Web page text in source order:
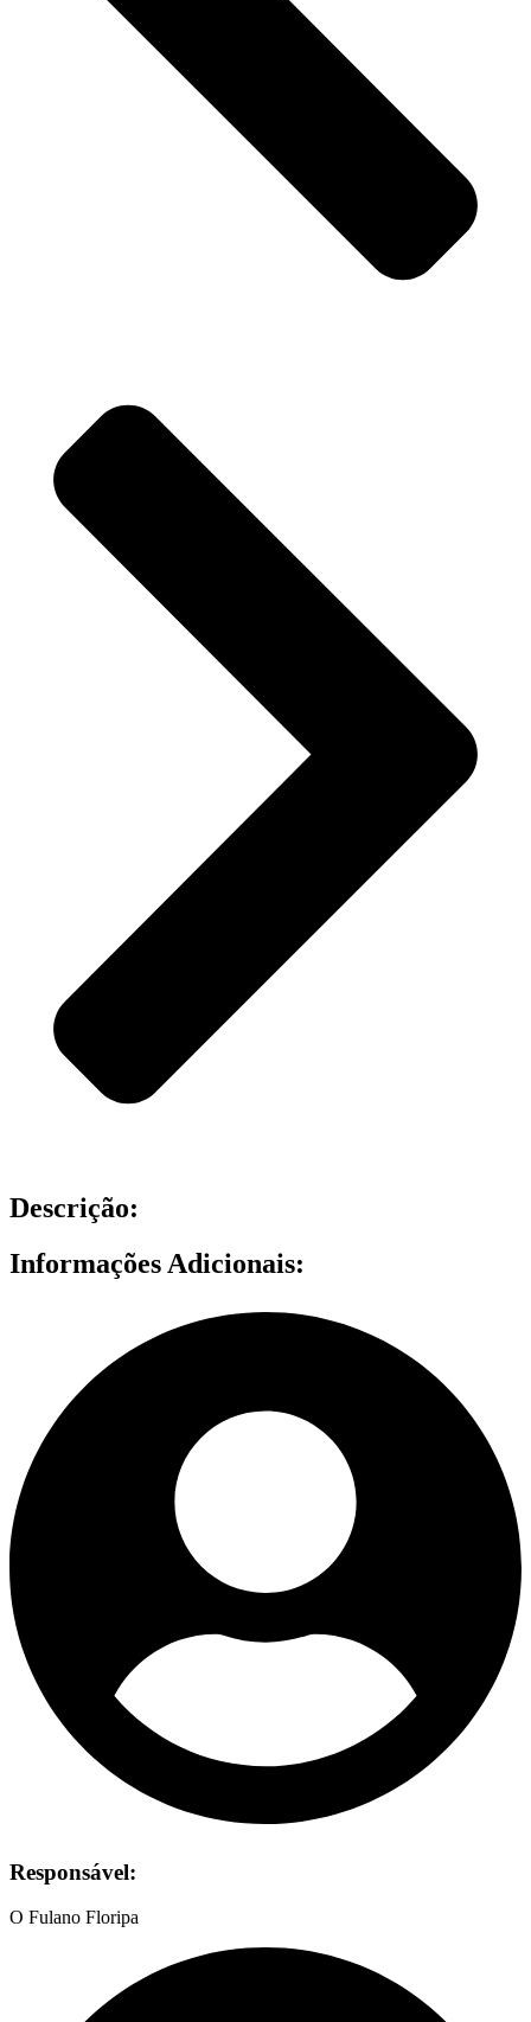
Descrição:
Informações Adicionais:
Responsável:
O Fulano Floripa